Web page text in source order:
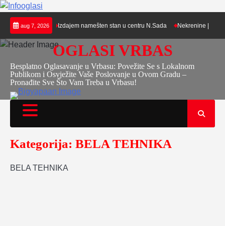
Skip
content
aug 7, 2026
Sadu Izdajem namešten stan u centru N.Sada Nekrenine | Metalni
OGLASI VRBAS
Besplatno Oglasavanje u Vrbasu: Povežite Se s Lokalnom
Publikom i Osvježite Vaše Poslovanje u Ovom Gradu –
Pronađite Sve Što Vam Treba u Vrbasu!
Kategorija: BELA TEHNIKA
BELA TEHNIKA